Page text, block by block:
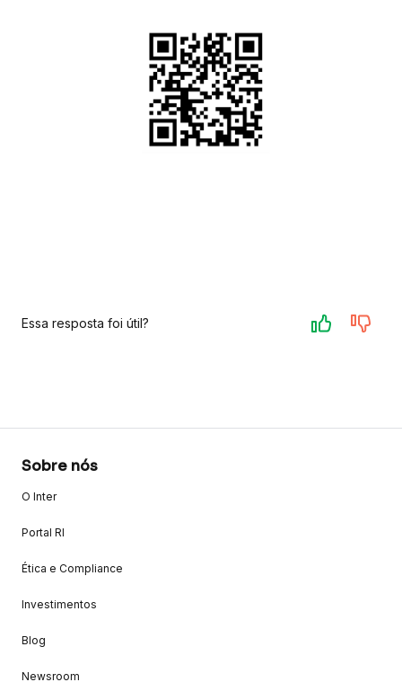
Essa resposta foi útil?
Sobre nós
O Inter
Portal RI
Ética e Compliance
Investimentos
Blog
Newsroom